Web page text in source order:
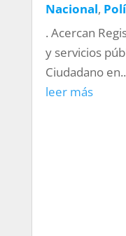
Nacional,
. Acercan
y servicios
Ciudadano
leer más